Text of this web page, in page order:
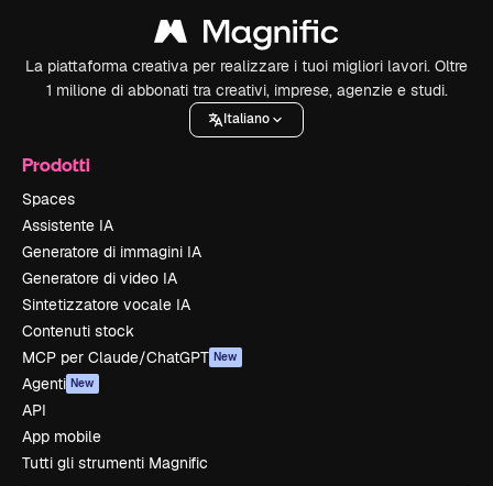
La piattaforma creativa per realizzare i tuoi migliori lavori. Oltre
1 milione di abbonati tra creativi, imprese, agenzie e studi.
Italiano
Prodotti
Spaces
Assistente IA
Generatore di immagini IA
Generatore di video IA
Sintetizzatore vocale IA
Contenuti stock
MCP per Claude/ChatGPT New
Agenti New
API
App mobile
Tutti gli strumenti Magnific